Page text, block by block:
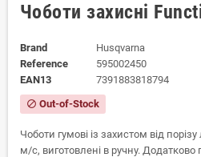
Чоботи захисні
Brand
Husqvarna
Reference
595002450
EAN13
7391883818794
block Out-of-Stock
Чоботи гумові із захистом від
м/с, виготовлені в ручну.